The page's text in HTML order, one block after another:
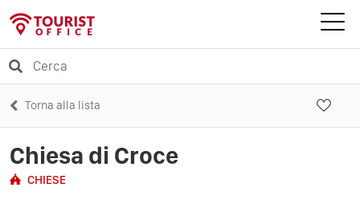
Torna alla lista
Chiesa di Croce
CHIESE